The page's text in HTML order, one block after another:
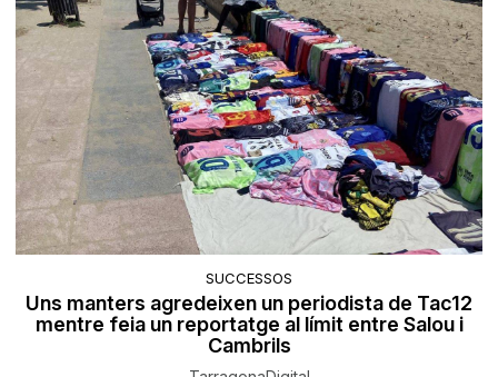
SUCCESSOS
Uns manters agredeixen un periodista de Tac12
mentre feia un reportatge al límit entre Salou i
Cambrils